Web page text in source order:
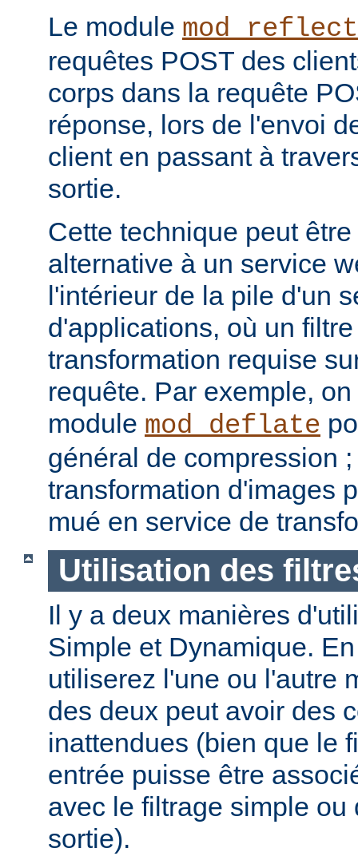
Le module
requêtes POST des
corps dans la requête
réponse, lors de l'envoi
client en passant à
sortie.
Cette technique peut
alternative à un service
l'intérieur de la pile d'un
d'applications, où un
transformation requise
requête. Par exemple,
module mod_deflate
général de compression
transformation d'images
mué en service de
Utilisation des
Il y a deux manières
Simple et Dynamique.
utiliserez l'une ou l'autre
des deux peut avoir des
inattendues (bien que le
entrée puisse être
avec le filtrage simple ou
sortie).